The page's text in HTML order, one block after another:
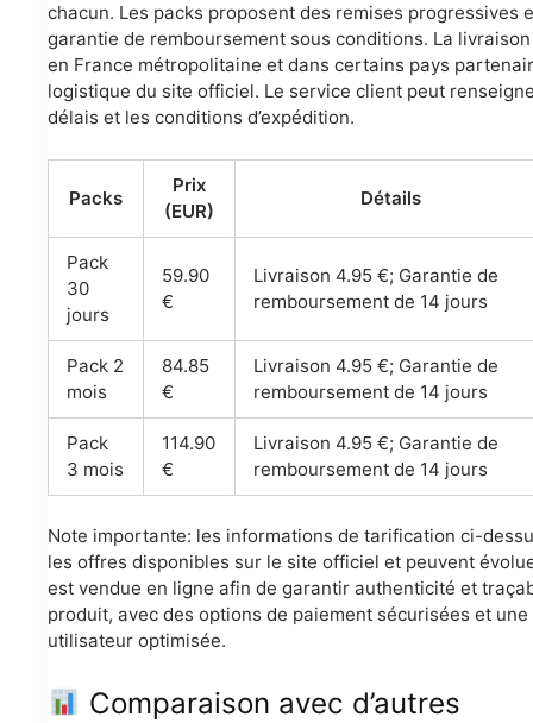
chacun. Les packs proposent des remises progressives
garantie de remboursement sous conditions. La
en France métropolitaine et dans certains pays
logistique du site officiel. Le service client peut
délais et les conditions d’expédition.
Packs
Prix
(EUR)
Détails
Pack
30
jours
59.90
€
Livraison 4.95 €; Garantie de
remboursement de 14 jours
Pack 2
mois
84.85
€
Livraison 4.95 €; Garantie de
remboursement de 14 jours
Pack
3 mois
114.90
€
Livraison 4.95 €; Garantie de
remboursement de 14 jours
Note importante: les informations de tarification ci-
les offres disponibles sur le site officiel et peuvent
est vendue en ligne afin de garantir authenticité et
produit, avec des options de paiement sécurisées et
utilisateur optimisée.
Comparaison avec d’autres